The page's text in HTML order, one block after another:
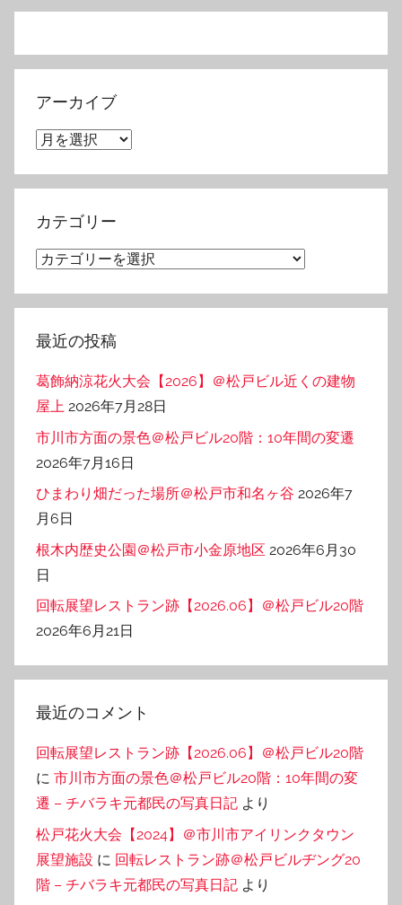
アーカイブ
ア
カ
イ
カテゴリー
カ
ゴ
リ
最近の投稿
葛飾納涼花火大会【2026】＠松戸ビル近くの建物
屋上 2026年7月28日
市川市方面の景色＠松戸ビル20階：10年間の変遷
2026年7月16日
ひまわり畑だった場所＠松戸市和名ヶ谷 2026年7
月6日
根木内歴史公園＠松戸市小金原地区 2026年6月30
日
回転展望レストラン跡【2026.06】＠松戸ビル20階
2026年6月21日
最近のコメント
回転展望レストラン跡【2026.06】＠松戸ビル20階
に 市川市方面の景色＠松戸ビル20階：10年間の変
遷 – チバラキ元都民の写真日記 より
松戸花火大会【2024】＠市川市アイリンクタウン
展望施設 に 回転レストラン跡＠松戸ビルヂング20
階 – チバラキ元都民の写真日記 より